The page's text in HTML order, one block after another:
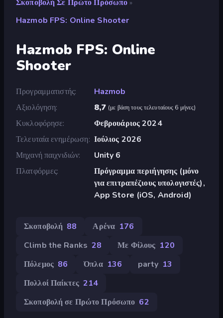
Σκοποβολή Σε Πρώτο Πρόσωπο »
Hazmob FPS: Online Shooter
Hazmob FPS: Online
Shooter
Προγραμματιστής
Hazmob
Αξιολόγηση
8,7 (με βάση τους τελευταίους 6 μήνες)
Κυκλοφόρησε
Φεβρουάριος 2024
Τελευταία ενημέρωση Ιούλιος 2026
Μηχανή παιχνιδιών
Unity 6
Πλατφόρμες
Πρόγραμμα περιήγησης (μόνο
για επιτραπέζιους υπολογιστές),
App Store (iOS, Android)
Σκοποβολή 88 Αρένα 176
Climb the Ranks 28 Με Φίλους 120
Πόλεμος 86 Όπλα 136 party 13
Πολλοί Παίκτες 214
Σκοποβολή σε Πρώτο Πρόσωπο 62